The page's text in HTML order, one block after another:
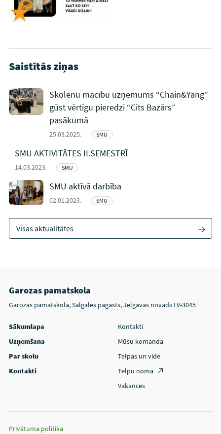
Saistītās ziņas
Skolēnu mācību uzņēmums “Chain&Yang”
gūst vērtīgu pieredzi “Cits Bazārs”
pasākumā
25.03.2025. SMU
SMU AKTIVITĀTES II.SEMESTRĪ
14.03.2023. SMU
SMU aktīvā darbība
02.01.2023. SMU
Visas aktualitātes
Garozas pamatskola
Garozas pamatskola, Salgales pagasts, Jelgavas novads LV-3045
Sākumlapa
Uzņemšana
Par skolu
Kontakti
Kontakti
Mūsu komanda
Telpas un vide
Telpu noma
Vakances
Privātuma politika